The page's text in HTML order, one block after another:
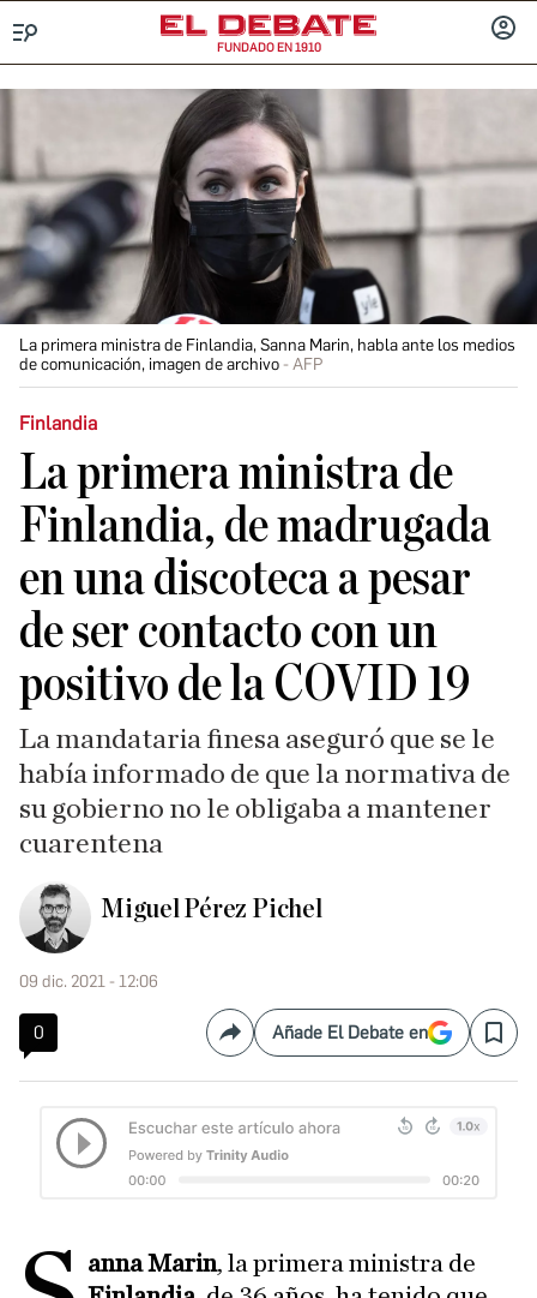
FUNDADO EN 1910
La primera ministra de Finlandia, Sanna Marin, habla ante los medios
de comunicación, imagen de archivo
AFP
Finlandia
La primera ministra de
Finlandia, de madrugada
en una discoteca a pesar
de ser contacto con un
positivo de la COVID 19
La mandataria finesa aseguró que se le
había informado de que la normativa de
su gobierno no le obligaba a mantener
cuarentena
Miguel Pérez Pichel
09 dic. 2021 - 12:06
0 CompartirAñade El Debate en Save
anna Marin, la primera ministra de